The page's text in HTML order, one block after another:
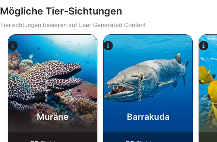
Mögliche Tier-Sichtungen
Tiersichtungen basieren auf User Generated Content
Alamy-WaterFrame
Muräne
iStock-Global_Pics
Barrakuda